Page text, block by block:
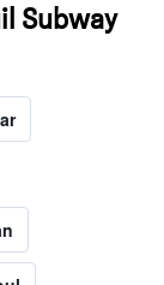
Subway